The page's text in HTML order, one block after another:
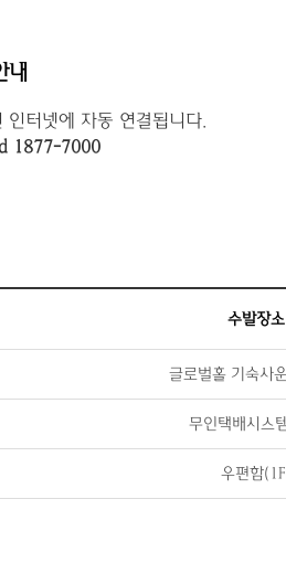
내
터넷에 자동 연결됩니다.
1877-7000
수발장소
글로벌홀 기숙사
무인택배시스
우편함